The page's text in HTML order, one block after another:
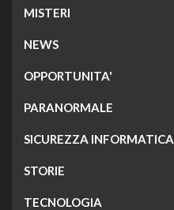
MISTERI
NEWS
OPPORTUNITA'
PARANORMALE
SICUREZZA INFORMATICA
STORIE
TECNOLOGIA